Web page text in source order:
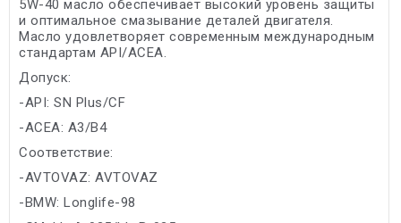
5W-40 масло обеспечивает высокий уровень защиты
и оптимальное смазывание деталей двигателя.
Масло удовлетворяет современным международным
стандартам API/ACEA.
Допуск:
-API: SN Plus/CF
-ACEA: A3/B4
Соответствие:
-AVTOVAZ: AVTOVAZ
-BMW: Longlife-98